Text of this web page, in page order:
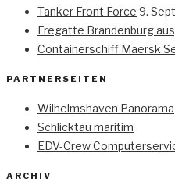
Tanker Front Force 9.
Fregatte Brandenburg
Containerschiff Maersk
PARTNERSEITEN
Wilhelmshaven Panorama
Schlicktau maritim
EDV-Crew
ARCHIV